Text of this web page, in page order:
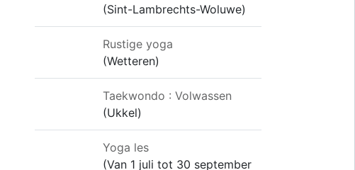
(Sint-Lambrechts-Woluwe)
Rustige yoga
(Wetteren)
Taekwondo : Volwassen
(Ukkel)
Yoga les
(Van 1 juli tot 30 september